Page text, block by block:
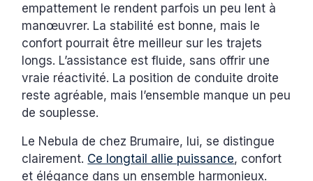
empattement le rendent parfois un peu lent à
manœuvrer. La stabilité est bonne, mais le
confort pourrait être meilleur sur les trajets
longs. L’assistance est fluide, sans offrir une
vraie réactivité. La position de conduite droite
reste agréable, mais l’ensemble manque un peu
de souplesse.
Le Nebula de chez Brumaire, lui, se distingue
clairement. Ce longtail allie puissance, confort
et élégance dans un ensemble harmonieux.